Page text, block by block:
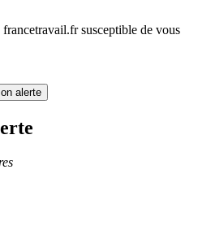
susceptible de vous
alerte